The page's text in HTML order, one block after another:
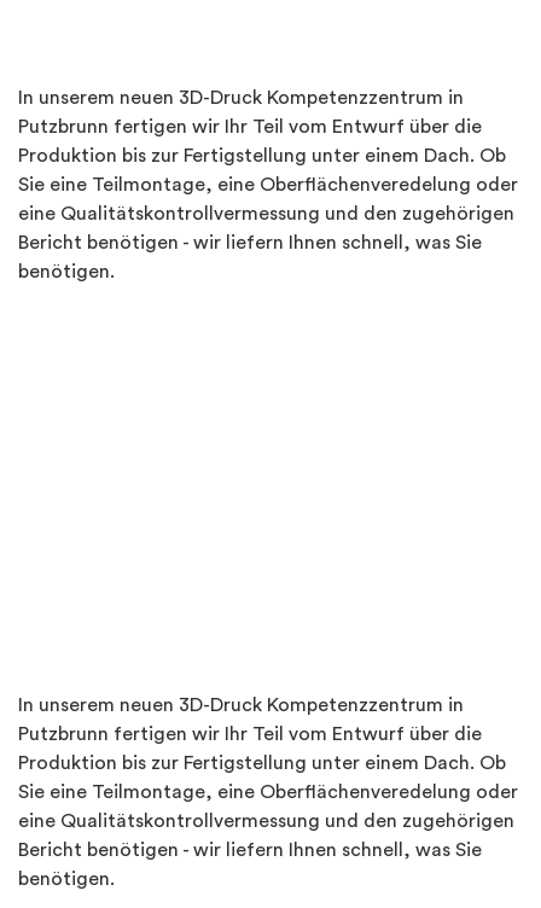
In unserem neuen 3D-Druck Kompetenzzentrum in
Putzbrunn fertigen wir Ihr Teil vom Entwurf über die
Produktion bis zur Fertigstellung unter einem Dach. Ob
Sie eine Teilmontage, eine Oberflächenveredelung oder
eine Qualitätskontrollvermessung und den zugehörigen
Bericht benötigen - wir liefern Ihnen schnell, was Sie
benötigen.
In unserem neuen 3D-Druck Kompetenzzentrum in
Putzbrunn fertigen wir Ihr Teil vom Entwurf über die
Produktion bis zur Fertigstellung unter einem Dach. Ob
Sie eine Teilmontage, eine Oberflächenveredelung oder
eine Qualitätskontrollvermessung und den zugehörigen
Bericht benötigen - wir liefern Ihnen schnell, was Sie
benötigen.